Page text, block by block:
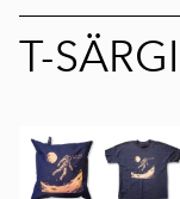
T-